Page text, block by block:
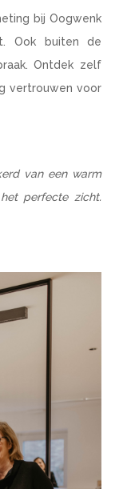
bij Oogwenk
Ook buiten de
Ontdek zelf
vertrouwen voor
van een warm
perfecte zicht.